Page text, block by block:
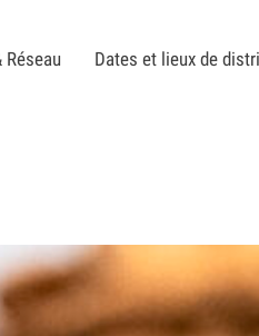
Réseau Dates et lieux de